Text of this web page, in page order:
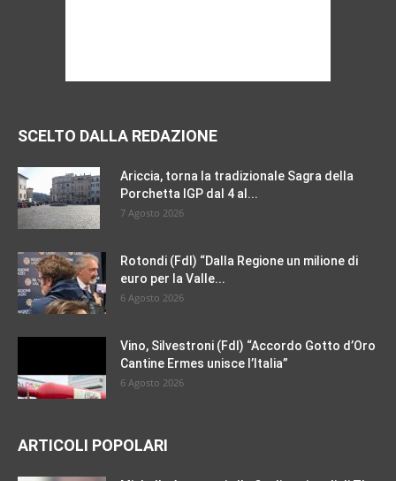
SCELTO DALLA REDAZIONE
Ariccia, torna la tradizionale Sagra della
Porchetta IGP dal 4 al...
7 Agosto 2026
Rotondi (FdI) “Dalla Regione un milione di
euro per la Valle...
6 Agosto 2026
Vino, Silvestroni (FdI) “Accordo Gotto d’Oro
Cantine Ermes unisce l’Italia”
6 Agosto 2026
ARTICOLI POPOLARI